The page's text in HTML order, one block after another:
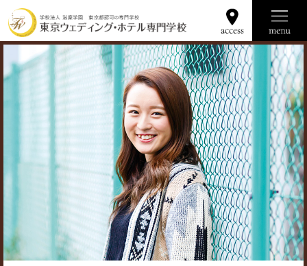
学校の魅力 学科コース 就職資格 募集要項 Q&A